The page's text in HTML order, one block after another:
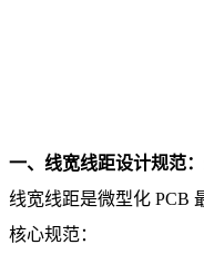
一、线宽线距设计规范
线宽线距是微型化 PCB
核心规范：